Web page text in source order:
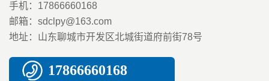
手机：17866660168
邮箱：sdclpy@163.com
地址：山东聊城市开发区北城街道府前街78号
17866660168